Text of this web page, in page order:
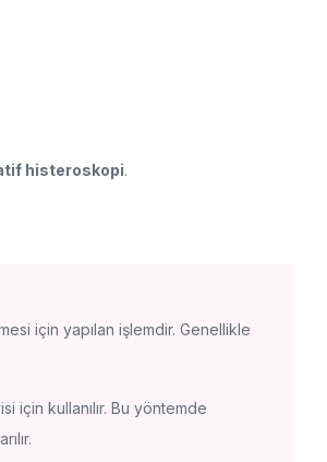
histeroskopi.
için yapılan işlemdir. Genellikle
için kullanılır. Bu yöntemde